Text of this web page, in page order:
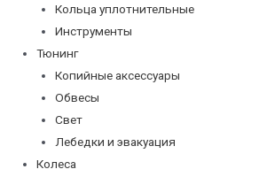
Кольца уплотнительные
Инструменты
Тюнинг
Копийные аксессуары
Обвесы
Свет
Лебедки и эвакуация
Колеса